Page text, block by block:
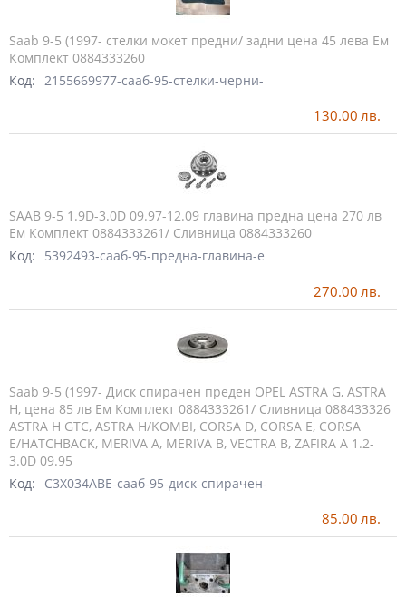
Saab 9-5 (1997- стелки мокет предни/ задни цена 45 лева Ем
Комплект 0884333260
Код: 2155669977-сааб-95-стелки-черни-
130.00 лв.
SAAB 9-5 1.9D-3.0D 09.97-12.09 главина предна цена 270 лв
Ем Комплект 0884333261/ Сливница 0884333260
Код:
5392493-сааб-95-предна-главина-е
270.00 лв.
Saab 9-5 (1997- Диск спирачен преден OPEL ASTRA G, ASTRA
H, цена 85 лв Ем Комплект 0884333261/ Сливница 088433326
ASTRA H GTC, ASTRA H/KOMBI, CORSA D, CORSA E, CORSA
E/HATCHBACK, MERIVA A, MERIVA B, VECTRA B, ZAFIRA A 1.2-
3.0D 09.95
Код:
C3X034ABE-сааб-95-диск-спирачен-
85.00 лв.